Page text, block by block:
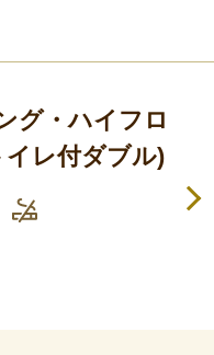
グ・ハイフロ
イレ付ダブル)